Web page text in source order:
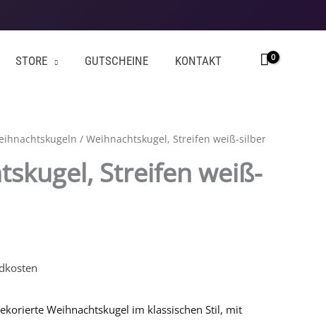
STORE GUTSCHEINE KONTAKT
/ Weihnachtskugel, Streifen weiß-silber
Streifen weiß-
Weihnachtskugel im klassischen Stil, mit